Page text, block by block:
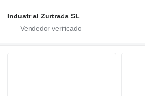
Industrial Zurtrads SL